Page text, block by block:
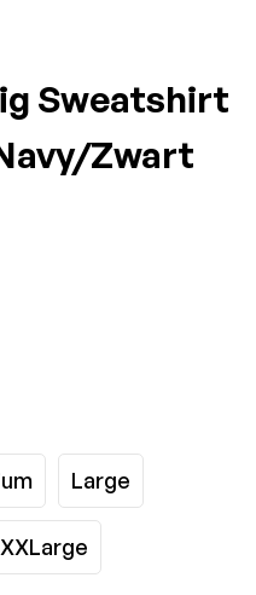
Sweatshirt
Zwart
Large